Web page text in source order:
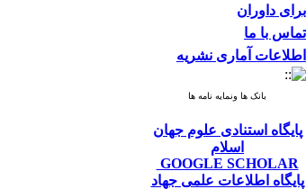
برای داوران
تماس با ما
اطلاعات آماری نشریه
بانک ها ونمایه نامه ها
پایگاه استنادی علوم جهان
اسلام
GOOGLE SCHOLAR
پایگاه اطلاعات علمی جهاد